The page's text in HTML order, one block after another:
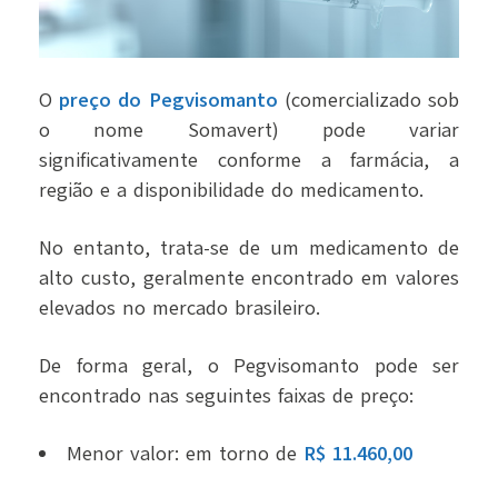
O preço do Pegvisomanto (comercializado sob
o nome Somavert) pode variar
significativamente conforme a farmácia, a
região e a disponibilidade do medicamento.
No entanto, trata-se de um medicamento de
alto custo, geralmente encontrado em valores
elevados no mercado brasileiro.
De forma geral, o Pegvisomanto pode ser
encontrado nas seguintes faixas de preço:
Menor valor: em torno de R$ 11.460,00